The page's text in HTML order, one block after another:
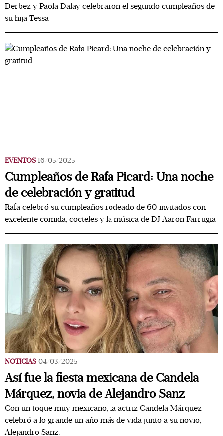
Derbez y Paola Dalay celebraron el segundo cumpleaños de
su hija Tessa
EVENTOS 16/05/2025
Cumpleaños de Rafa Picard: Una noche
de celebración y gratitud
Rafa celebró su cumpleaños rodeado de 60 invitados con
excelente comida, cocteles y la música de DJ Aaron Farrugia
NOTICIAS 04/03/2025
Así fue la fiesta mexicana de Candela
Márquez, novia de Alejandro Sanz
Con un toque muy mexicano, la actriz Candela Márquez
celebró a lo grande un año más de vida junto a su novio,
Alejandro Sanz.